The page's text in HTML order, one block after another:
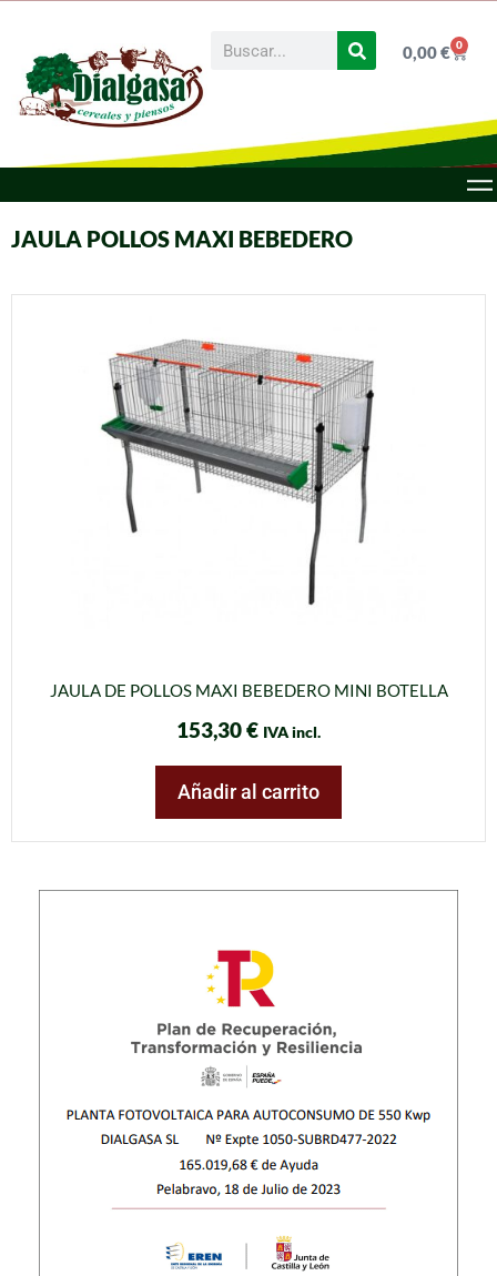
0,00€ 0
JAULA POLLOS MAXI BEBEDERO
JAULA DE POLLOS MAXI BEBEDERO MINI BOTELLA
153,30€ IVA incl.
Añadir al carrito